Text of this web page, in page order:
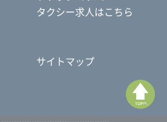
タクシー求人はこちら
サイトマップ